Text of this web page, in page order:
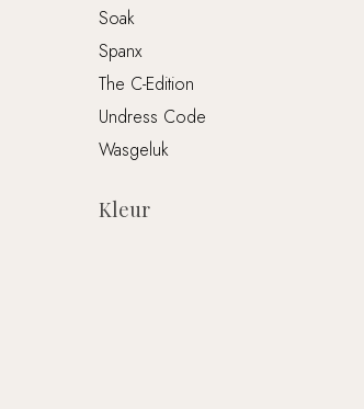
Soak
Spanx
The C-Edition
Undress Code
Wasgeluk
Kleur